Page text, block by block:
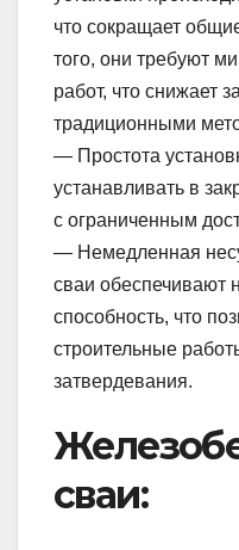
что сокращает
того, они требуют
работ, что снижает
традиционными
— Простота
устанавливать в
с ограниченным
— Немедленная
сваи
способность, что
строительные
затвердевания.
сваи: